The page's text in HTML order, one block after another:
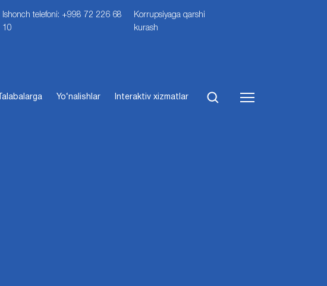
Ishonch telefoni: +998 72 226 68
10
Korrupsiyaga qarshi
kurash
Talabalarga Yo‘nalishlar Interaktiv xizmatlar